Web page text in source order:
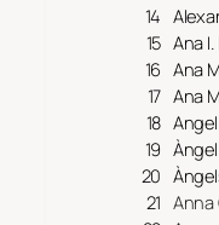
14
15 Ana
16 Ana
17 Ana
18
19
20
21